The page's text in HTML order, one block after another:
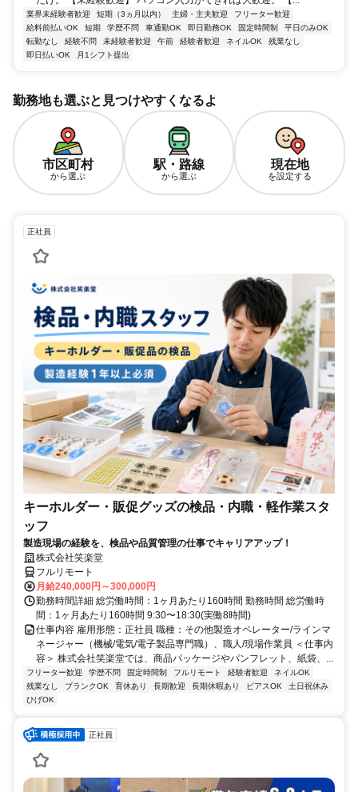
業界未経験者歓迎 短期（3ヵ月以内） 主婦・主夫歓迎
フリーター歓迎
給料前払いOK
短期 学歴不問 車通勤OK 即日勤務OK 固定時間制
平日のみOK
転勤なし
経験不問 未経験者歓迎 午前 経験者歓迎 ネイルOK
残業なし
即日払いOK
月1シフト提出
勤務地も選ぶと見つけやすくなるよ
市区町村
から選ぶ
駅・路線
から選ぶ
現在地
を設定する
正社員
キーホルダー・販促グッズの検品・内職・軽作業スタ
ッフ
製造現場の経験を、検品や品質管理の仕事でキャリアアップ！
株式会社笑楽堂
フルリモート
月給240,000円～300,000円
勤務時間詳細 総労働時間：1ヶ月あたり160時間 勤務時間 総労働時
間：1ヶ月あたり160時間 9:30〜18:30(実働8時間)
仕事内容 雇用形態：正社員 職種：その他製造オペレーター/ラインマ
ネージャー（機械/電気/電子製品専門職）、職人/現場作業員 ＜仕事内
容＞ 株式会社笑楽堂では、商品パッケージやパンフレット、紙袋、...
フリーター歓迎 学歴不問 固定時間制 フルリモート 経験者歓迎
ネイルOK
残業なし
ブランクOK 育休あり 長期歓迎 長期休暇あり ピアスOK
土日祝休み
ひげOK
正社員